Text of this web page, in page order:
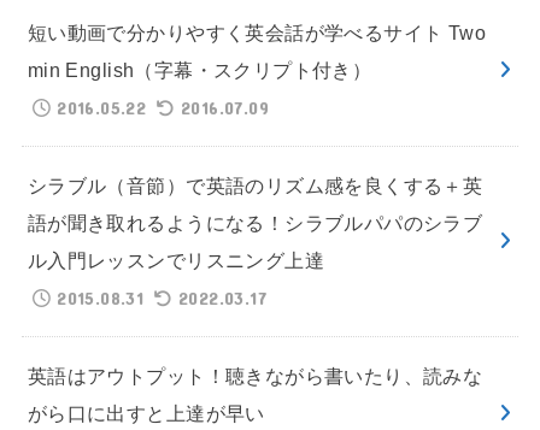
短い動画で分かりやすく英会話が学べるサイト Two
min English（字幕・スクリプト付き）
2016.05.22
2016.07.09
シラブル（音節）で英語のリズム感を良くする＋英
語が聞き取れるようになる！シラブルパパのシラブ
ル入門レッスンでリスニング上達
2015.08.31
2022.03.17
英語はアウトプット！聴きながら書いたり、読みな
がら口に出すと上達が早い